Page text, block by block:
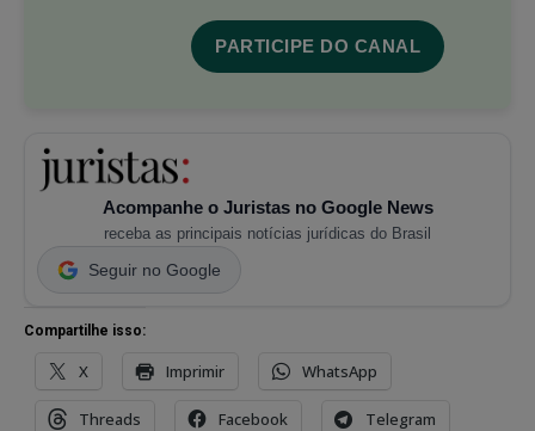
PARTICIPE DO CANAL
Acompanhe o Juristas no Google News
receba as principais notícias jurídicas do Brasil
Seguir no Google
Compartilhe isso:
X Imprimir WhatsApp
Threads Facebook Telegram